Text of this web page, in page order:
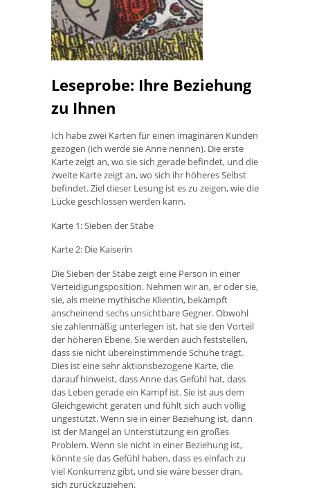
Leseprobe: Ihre Beziehung
zu Ihnen
Ich habe zwei Karten für einen imaginären Kunden
gezogen (ich werde sie Anne nennen). Die erste
Karte zeigt an, wo sie sich gerade befindet, und die
zweite Karte zeigt an, wo sich ihr höheres Selbst
befindet. Ziel dieser Lesung ist es zu zeigen, wie die
Lücke geschlossen werden kann.
Karte 1: Sieben der Stäbe
Karte 2: Die Kaiserin
Die Sieben der Stäbe zeigt eine Person in einer
Verteidigungsposition. Nehmen wir an, er oder sie,
sie, als meine mythische Klientin, bekämpft
anscheinend sechs unsichtbare Gegner. Obwohl
sie zahlenmäßig unterlegen ist, hat sie den Vorteil
der höheren Ebene. Sie werden auch feststellen,
dass sie nicht übereinstimmende Schuhe trägt.
Dies ist eine sehr aktionsbezogene Karte, die
darauf hinweist, dass Anne das Gefühl hat, dass
das Leben gerade ein Kampf ist. Sie ist aus dem
Gleichgewicht geraten und fühlt sich auch völlig
ungestützt. Wenn sie in einer Beziehung ist, dann
ist der Mangel an Unterstützung ein großes
Problem. Wenn sie nicht in einer Beziehung ist,
könnte sie das Gefühl haben, dass es einfach zu
viel Konkurrenz gibt, und sie wäre besser dran,
sich zurückzuziehen.